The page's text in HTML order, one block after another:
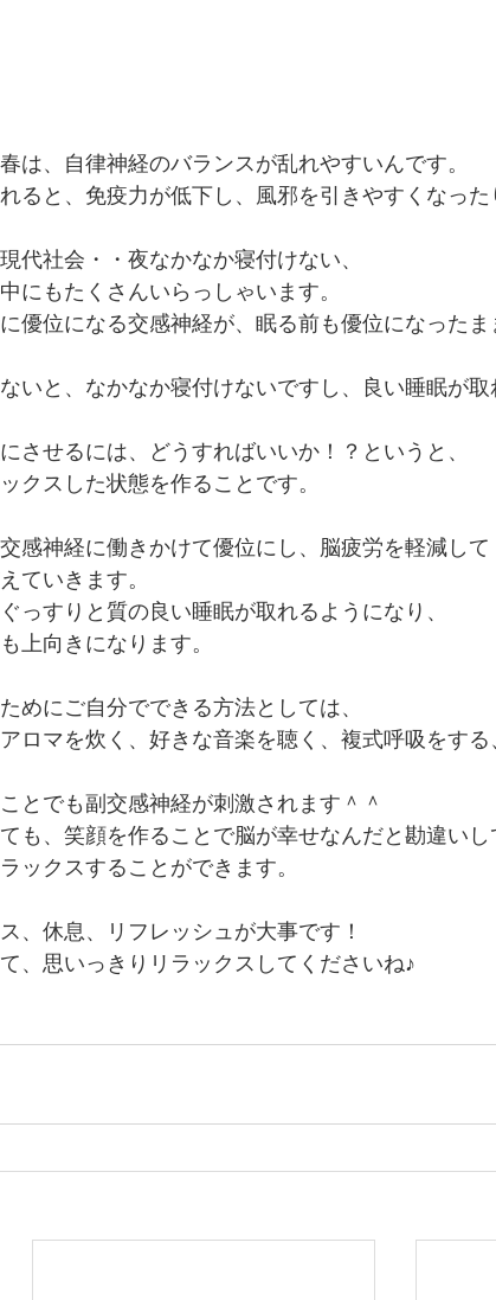
は、自律神経のバランスが乱れやすいんです。
ると、免疫力が低下し、風邪を引きやすくなった
代社会・・夜なかなか寝付けない、
にもたくさんいらっしゃいます。
優位になる交感神経が、眠る前も優位になった
いと、なかなか寝付けないですし、良い睡眠が取
させるには、どうすればいいか！？というと、
クスした状態を作ることです。
感神経に働きかけて優位にし、脳疲労を軽減して
ていきます。
っすりと質の良い睡眠が取れるようになり、
上向きになります。
めにご自分でできる方法としては、
ロマを炊く、好きな音楽を聴く、複式呼吸をする
とでも副交感神経が刺激されます＾＾
も、笑顔を作ることで脳が幸せなんだと勘違いし
ックスすることができます。
、休息、リフレッシュが大事です！
、思いっきりリラックスしてくださいね♪